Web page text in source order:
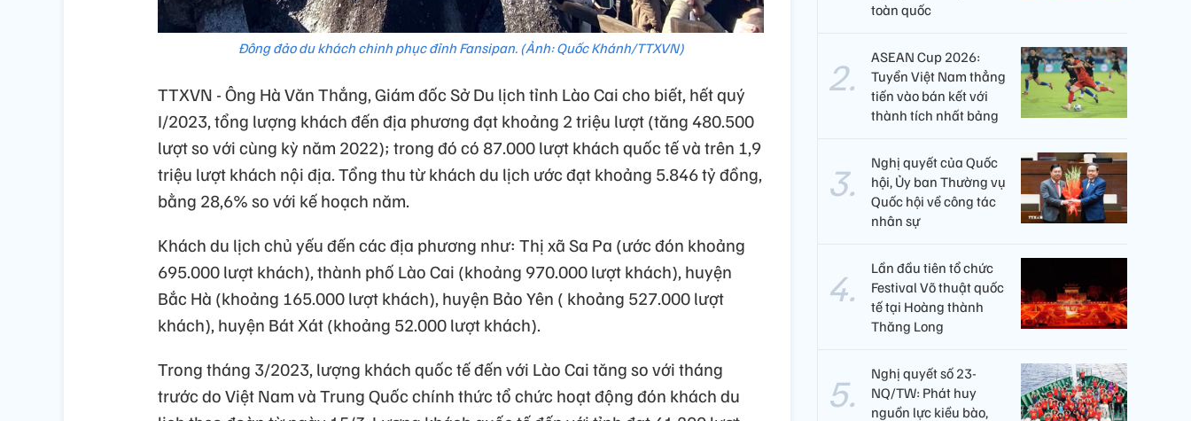
Đông đảo du khách chinh phục đỉnh Fansipan. (Ảnh: Quốc Khánh/TTXVN)
TTXVN - Ông Hà Văn Thắng, Giám đốc Sở Du lịch tỉnh Lào Cai cho biết, hết quý
I/2023, tổng lượng khách đến địa phương đạt khoảng 2 triệu lượt (tăng 480.500
lượt so với cùng kỳ năm 2022); trong đó có 87.000 lượt khách quốc tế và trên 1,9
triệu lượt khách nội địa. Tổng thu từ khách du lịch ước đạt khoảng 5.846 tỷ đồng,
bằng 28,6% so với kế hoạch năm.
Khách du lịch chủ yếu đến các địa phương như: Thị xã Sa Pa (ước đón khoảng
695.000 lượt khách), thành phố Lào Cai (khoảng 970.000 lượt khách), huyện
Bắc Hà (khoảng 165.000 lượt khách), huyện Bảo Yên ( khoảng 527.000 lượt
khách), huyện Bát Xát (khoảng 52.000 lượt khách).
Trong tháng 3/2023, lượng khách quốc tế đến với Lào Cai tăng so với tháng
trước do Việt Nam và Trung Quốc chính thức tổ chức hoạt động đón khách du
toàn quốc
ASEAN Cup 2026:
Tuyển Việt Nam thẳng
tiến vào bán kết với
thành tích nhất bảng
Nghị quyết của Quốc
hội, Ủy ban Thường vụ
Quốc hội về công tác
nhân sự
Lần đầu tiên tổ chức
Festival Võ thuật quốc
tế tại Hoàng thành
Thăng Long
Nghị quyết số 23-
NQ/TW: Phát huy
nguồn lực kiều bào,